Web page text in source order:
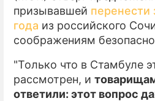
призывавшей перенести
года из российского
соображениям
"Только что в Стамбуле
рассмотрен, и
ответили: этот вопрос